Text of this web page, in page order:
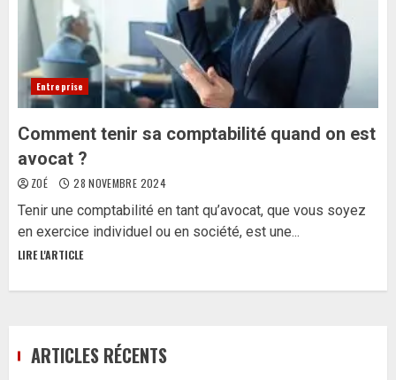
Entreprise
Comment tenir sa comptabilité quand on est
avocat ?
ZOÉ 28 NOVEMBRE 2024
Tenir une comptabilité en tant qu’avocat, que vous soyez
en exercice individuel ou en société, est une...
LIRE L'ARTICLE
ARTICLES RÉCENTS